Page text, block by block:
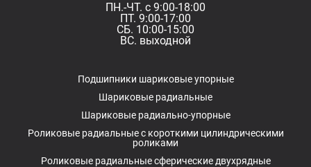
ПН.-ЧТ. с 9:00-18:00
ПТ. 9:00-17:00
СБ. 10:00-15:00
ВС. выходной
Подшипники шариковые упорные
Шариковые радиальные
Шариковые радиально-упорные
Роликовые радиальные с короткими цилиндрическими
роликами
Роликовые радиальные сферические двухрядные